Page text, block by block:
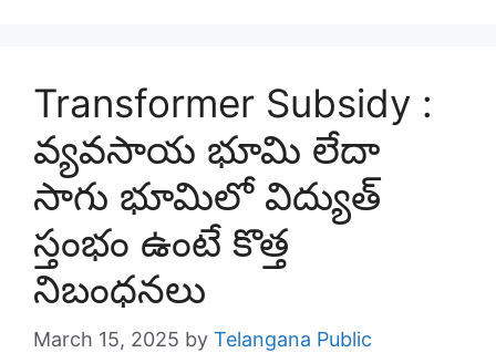
Transformer Subsidy :
వ్యవసాయ భూమి లేదా
సాగు భూమిలో విద్యుత్‌
స్తంభం ఉంటే కొత్త
నిబంధనలు
March 15, 2025 by Telangana Public